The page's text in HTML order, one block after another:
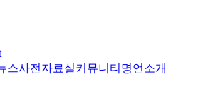
스사전 자료실커뮤니티 명언 소개